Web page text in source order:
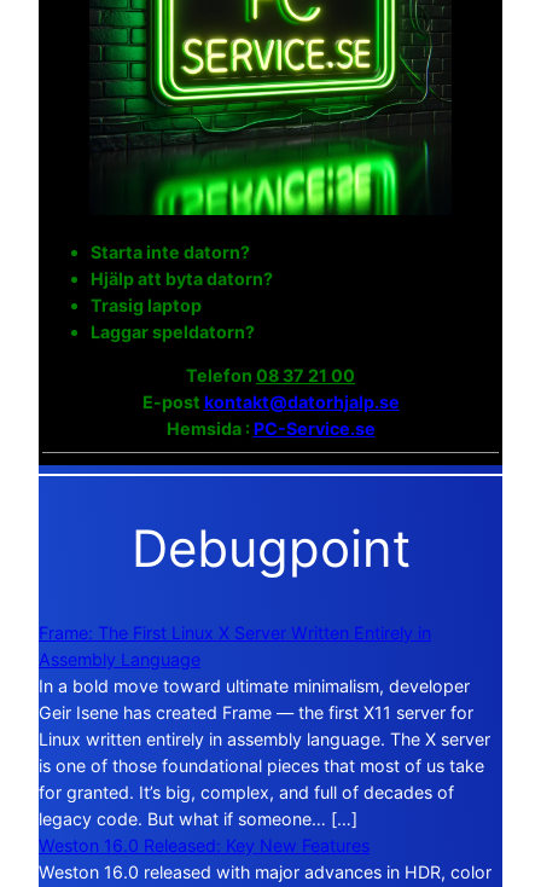
Starta inte datorn?
Hjälp att byta datorn?
Trasig laptop
Laggar speldatorn?
Telefon 08 37 21 00
E-post kontakt@datorhjalp.se
Hemsida :PC-Service.se
Debugpoint
Frame: The First Linux X Server Written Entirely in
Assembly Language
In a bold move toward ultimate minimalism, developer
Geir Isene has created Frame — the first X11 server for
Linux written entirely in assembly language. The X server
is one of those foundational pieces that most of us take
for granted. It’s big, complex, and full of decades of
legacy code. But what if someone… […]
Weston 16.0 Released: Key New Features
Weston 16.0 released with major advances in HDR, color